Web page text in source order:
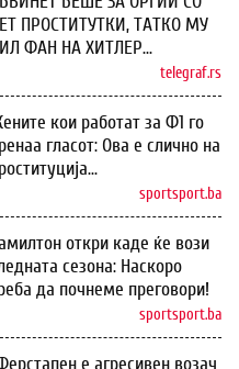
ПРОСТИТУТКИ, ТАТКО МУ
ФАН НА ХИТЛЕР...
telegraf.rs
кои работат за Ф1 го
гласот: Ова е слично на
sportsport.ba
откри каде ќе вози
сезона: Наскоро
да почнеме преговори!
sportsport.ba
е агресивен возач